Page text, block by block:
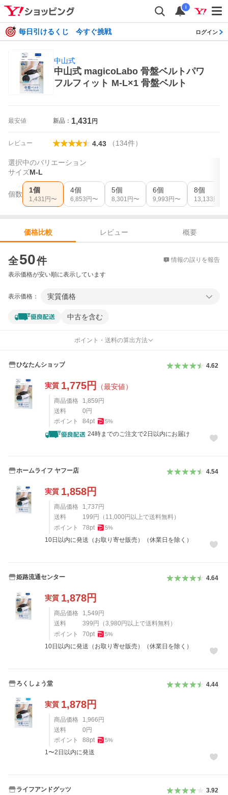
i
毎日引けるくじ 今すぐ挑戦 ログイン
中山式
中山式 magicoLabo 骨盤ベルトパワ
フルフィット M-L×1 骨盤ベルト
最安値 新品： 1,431円
レビュー 4.43 （134件）
選択中のバリエーション
サイズM-L
個数 1個
1,431 円〜
4個
6,853 円〜
5個
8,301 円〜
6個
9,993 円〜
8個
13,133 円〜
価格比較 レビュー
概要
全50件 情報の誤りを報告
表示価格が安い順に表示しています
表示価格： 実質価格
中古を含む
ポイント・送料の算出方法
ひなたんショップ 4.62
実質 1,775円 （最安値）
商品価格 1,859 円
送料
0 円
ポイント
84pt 5%
24時までのご注文で2日以内にお届け
ホームライフ ヤフー店 4.54
実質 1,858円
商品価格 1,737 円
送料
199 円 （ 11,000 円以上で送料無料）
ポイント
78pt 5%
10日以内に発送（お取り寄せ販売）（休業日を除く）
姫路流通センター 4.64
実質 1,878円
商品価格 1,549 円
送料
399 円 （3,980 円以上で送料無料）
ポイント
70pt 5%
10日以内に発送（お取り寄せ販売）（休業日を除く）
ろくしょう堂 4.44
実質 1,878円
商品価格 1,966 円
送料
0 円
ポイント
88pt 5%
1〜2日以内に発送
ライフアンドグッツ 3.92